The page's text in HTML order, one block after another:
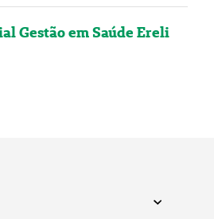
Gestão em Saúde Ereli